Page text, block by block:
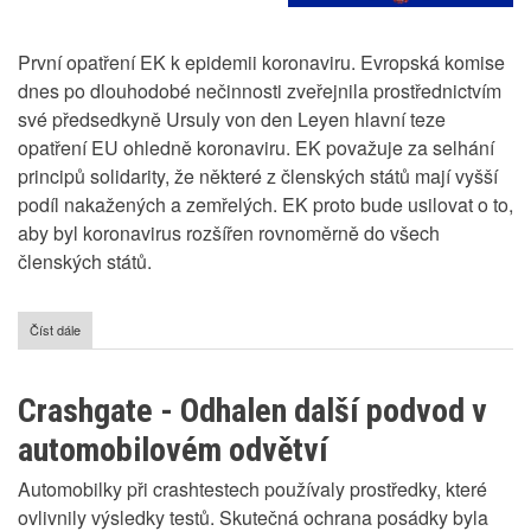
První opatření EK k epidemii koronaviru. Evropská komise
dnes po dlouhodobé nečinnosti zveřejnila prostřednictvím
své předsedkyně Ursuly von den Leyen hlavní teze
opatření EU ohledně koronaviru. EK považuje za selhání
principů solidarity, že některé z členských států mají vyšší
podíl nakažených a zemřelých. EK proto bude usilovat o to,
aby byl koronavirus rozšířen rovnoměrně do všech
členských států.
Číst dále
Plán
boj
epidemií
Crashgate - Odhalen další podvod v
automobilovém odvětví
Automobilky při crashtestech používaly prostředky, které
ovlivnily výsledky testů. Skutečná ochrana posádky byla